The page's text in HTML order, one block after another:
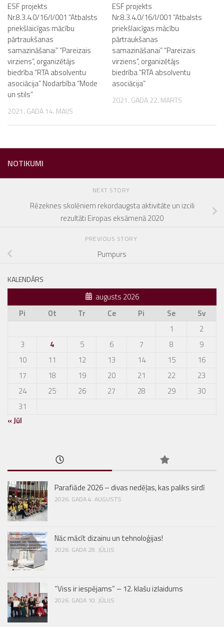
ESF projekts
Nr.8.3.4.0/16/I/001 “Atbalsts
priekšlaicīgas mācību
pārtraukšanas
samazināšanai” “Pareizais
virziens”, organizētājs
biedrība “RTA absolventu
asociācija” Nodarbība “Mode
un stils”
2021. GADA 14. MAIJS
ESF projekts
Nr.8.3.4.0/16/I/001 “Atbalsts
priekšlaicīgas mācību
pārtraukšanas
samazināšanai” “Pareizais
virziens”, organizētājs
biedrība “RTA absolventu
asociācija”
2021. GADA 22. MARTS
NOTIKUMI
NEXT STORY
Rēzeknes skolēniem rekordaugsta aktivitāte un izcili
rezultāti Eiropas eksāmenā 2020
PREVIOUS STORY
Pumpurs
KALENDĀRS
augusts 2026
Pi
Ot Tr Ce Pi Se
Sv
1
2
3
4 5 6 7 8
9
10
11 12 13 14 15
16
17
18 19 20 21 22
23
24
25 26 27 28 29
30
31
« Jūl
Parafiāde 2026 – divas nedēļas, kas paliks sirdī
2026. GADA 4. AUGUSTS
Nāc mācīt dizainu un tehnoloģijas!
2026. GADA 28. JŪLIJS
“Viss ir iespējams” – 12. klašu izlaidums
2026. GADA 10. JŪLIJS